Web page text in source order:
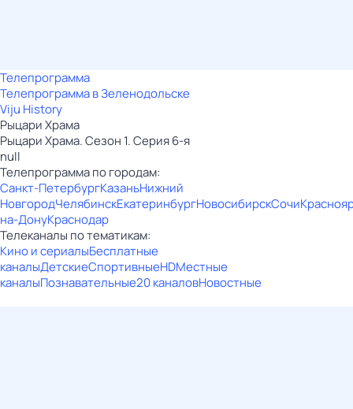
Телепрограмма
Телепрограмма в Зеленодольске
Viju History
Рыцари Храма
Рыцари Храма. Сезон 1. Серия 6-я
null
Телепрограмма по городам:
Санкт-ПетербургКазаньНижний
НовгородЧелябинскЕкатеринбургНовосибирскСочи
на-ДонуКраснодар
Телеканалы по тематикам:
Кино и сериалыБесплатные
каналыДетскиеСпортивныеHDМестные
каналыПознавательные20 каналовНовостные